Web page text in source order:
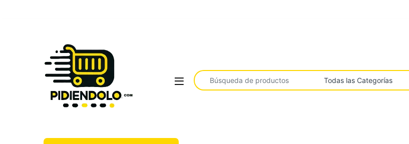
Buscar: